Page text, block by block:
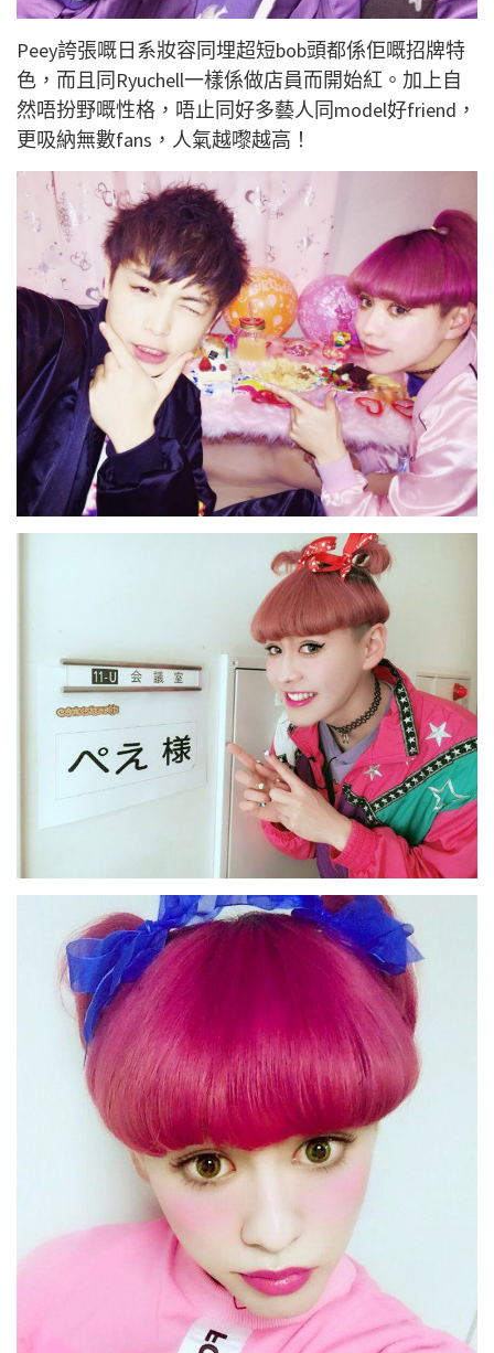
Peey誇張嘅日系妝容同埋超短bob頭都係佢嘅招牌特
色，而且同Ryuchell一樣係做店員而開始紅。加上自
然唔扮野嘅性格，唔止同好多藝人同model好friend，
更吸納無數fans，人氣越嚟越高！